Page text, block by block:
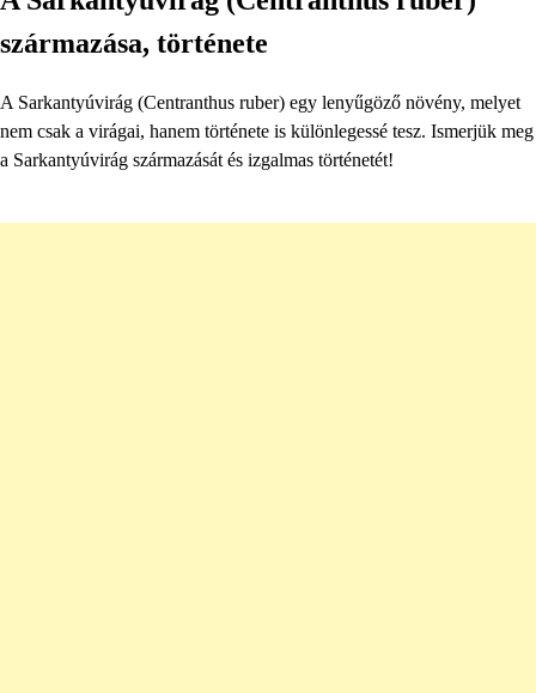
származása, története
A Sarkantyúvirág (Centranthus ruber) egy lenyűgöző növény, melyet
nem csak a virágai, hanem története is különlegessé tesz. Ismerjük meg
a Sarkantyúvirág származását és izgalmas történetét!